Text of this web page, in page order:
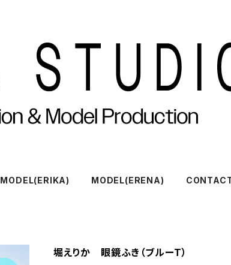
MODEL(ERIKA) MODEL(ERENA)
堀えりか 眼鏡ふき（ブルーT）